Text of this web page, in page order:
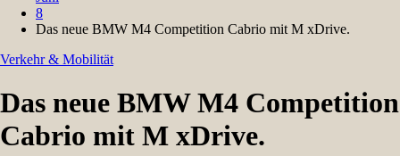
8
Das neue BMW M4 Competition Cabrio mit M xDrive.
Verkehr & Mobilität
Das neue BMW M4 Competition
Cabrio mit M xDrive.